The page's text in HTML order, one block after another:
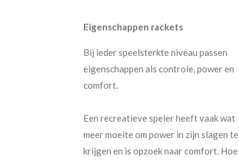
Eigenschappen rackets
Bij ieder speelsterkte niveau passen
eigenschappen als controle, power en
comfort.
Een recreatieve speler heeft vaak wat
meer moeite om power in zijn slagen te
krijgen en is opzoek naar comfort. Hoe